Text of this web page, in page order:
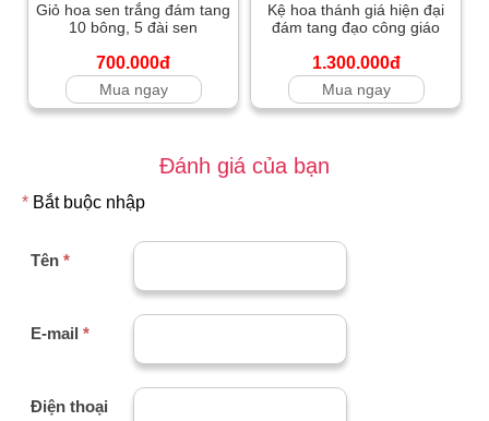
Giỏ hoa sen trắng đám tang
10 bông, 5 đài sen
700.000đ
Mua ngay
Kệ hoa thánh giá hiện đại
đám tang đạo công giáo
1.300.000đ
Mua ngay
Đánh giá của bạn
* Bắt buộc nhập
Tên *
E-mail *
Điện thoại